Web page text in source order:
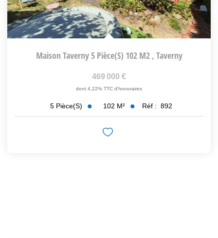
Maison Taverny 5 Pièce(s) 102 M2 , Taverny
469 000 €
dont 4,22% TTC d'honoraires
5 Pièce(s) 102 M² Réf : 892